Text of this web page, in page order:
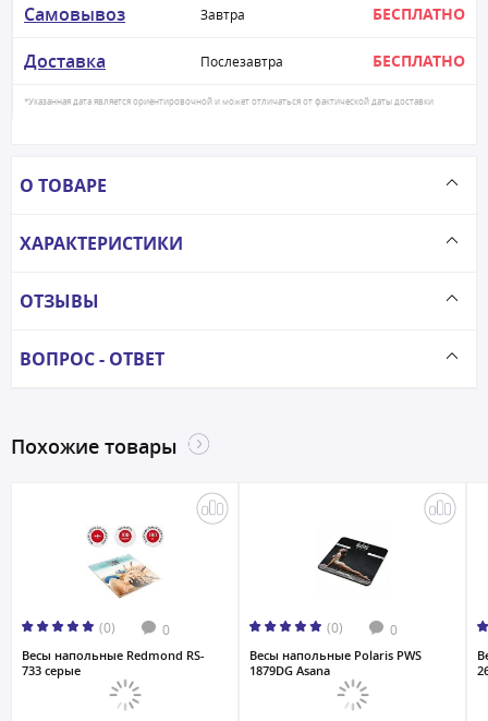
Самовывоз Завтра БЕСПЛАТНО
Доставка Послезавтра БЕСПЛАТНО
*Указанная дата является ориентировочной и может отличаться от фактической даты доставки
О ТОВАРЕ
ХАРАКТЕРИСТИКИ
ОТЗЫВЫ
ВОПРОС - ОТВЕТ
Похожие товары
(0) 0
Весы напольные Redmond RS-
733 серые
(0) 0
Весы напольные Polaris PWS
1879DG Asana